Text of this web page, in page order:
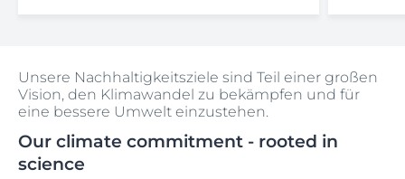
Unsere Nachhaltigkeitsziele sind Teil einer großen
Vision, den Klimawandel zu bekämpfen und für
eine bessere Umwelt einzustehen.
Our climate commitment - rooted in
science